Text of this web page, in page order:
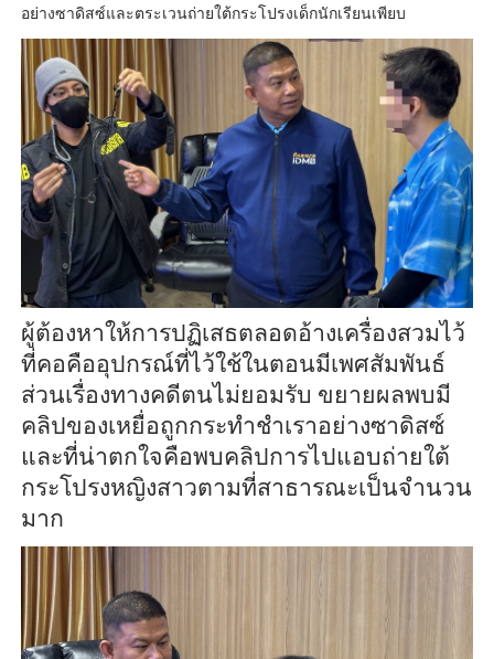
อย่างซาดิสซ์และตระเวนถ่ายใต้กระโปรงเด็กนักเรียนเพียบ
ผู้ต้องหาให้การปฏิเสธตลอดอ้างเครื่องสวมไว้
ที่คอคืออุปกรณ์ที่ไว้ใช้ในตอนมีเพศสัมพันธ์
ส่วนเรื่องทางคดีตนไม่ยอมรับ ขยายผลพบมี
คลิปของเหยื่อถูกกระทำชำเราอย่างซาดิสซ์
และที่น่าตกใจคือพบคลิปการไปแอบถ่ายใต้
กระโปรงหญิงสาวตามที่สาธารณะเป็นจำนวน
มาก